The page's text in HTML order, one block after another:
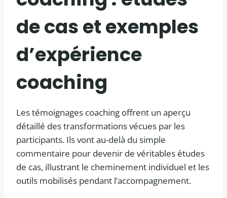
de cas et exemples
d’expérience
coaching
Les témoignages coaching offrent un aperçu
détaillé des transformations vécues par les
participants. Ils vont au-delà du simple
commentaire pour devenir de véritables études
de cas, illustrant le cheminement individuel et les
outils mobilisés pendant l’accompagnement.